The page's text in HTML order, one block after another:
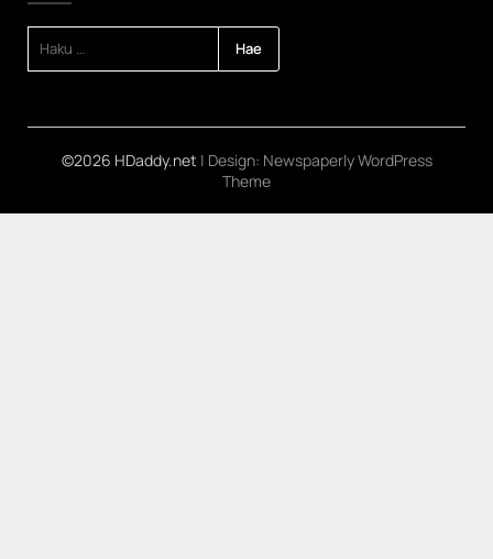
©2026 HDaddy.net | Design: Newspaperly WordPress
Theme